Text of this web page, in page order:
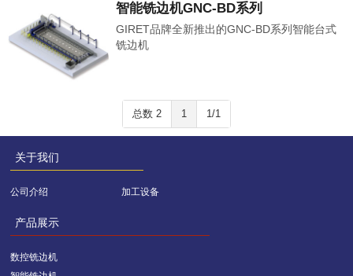
智能铣边机GNC-BD系列
GIRET品牌全新推出的GNC-BD系列智能台式
铣边机
总数 2 1 1/1
关于我们
公司介绍 加工设备
产品展示
数控铣边机